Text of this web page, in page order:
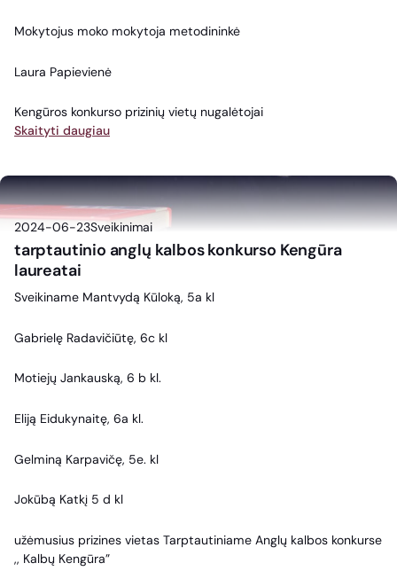
Mokytojus moko mokytoja metodininkė
Laura Papievienė
Kengūros konkurso prizinių vietų nugalėtojai
Skaityti daugiau
2024-06-23Sveikinimai
tarptautinio anglų kalbos konkurso Kengūra
laureatai
Sveikiname Mantvydą Kūloką, 5a kl
Gabrielę Radavičiūtę, 6c kl
Motiejų Jankauską, 6 b kl.
Eliją Eidukynaitę, 6a kl.
Gelminą Karpavičę, 5e. kl
Jokūbą Katkį 5 d kl
užėmusius prizines vietas Tarptautiniame Anglų kalbos konkurse
,, Kalbų Kengūra”